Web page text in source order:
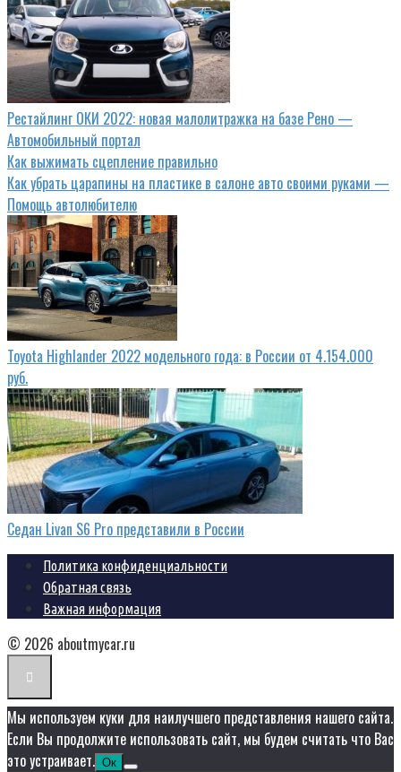
Рестайлинг ОКИ 2022: новая малолитражка на базе Рено —
Автомобильный портал
Как выжимать сцепление правильно
Как убрать царапины на пластике в салоне авто своими руками —
Помощь автолюбителю
Toyota Highlander 2022 модельного года: в России от 4.154.000
руб.
Седан Livan S6 Pro представили в России
Политика конфиденциальности
Обратная связь
Важная информация
© 2026 aboutmycar.ru
Мы используем куки для наилучшего представления нашего сайта.
Если Вы продолжите использовать сайт, мы будем считать что Вас
это устраивает. Ок